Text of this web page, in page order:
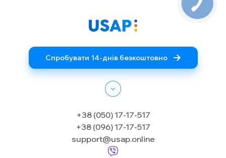
Спробувати 14-днів безкоштовно
+38 (050) 17-17-517
+38 (096) 17-17-517
support@usap.online